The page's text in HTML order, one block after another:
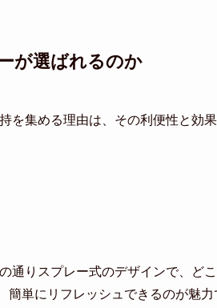
が選ばれるのか
を集める理由は、その利便性と効
通りスプレー式のデザインで、ど
簡単にリフレッシュできるのが魅